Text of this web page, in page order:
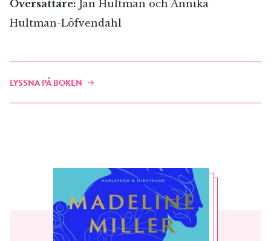
Översättare: Jan Hultman och Annika
Hultman-Löfvendahl
LYSSNA PÅ BOKEN